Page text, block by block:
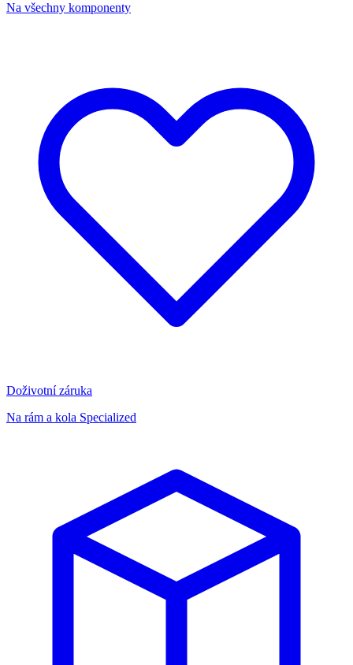
Na všechny komponenty
Doživotní záruka
Na rám a kola Specialized